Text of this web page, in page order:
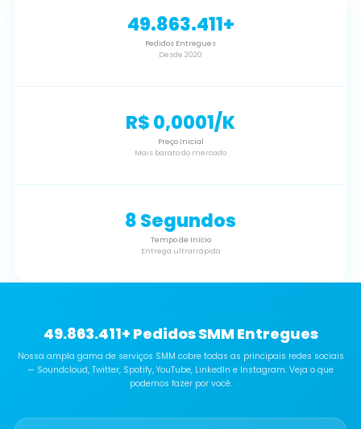
49.863.411+
Pedidos Entregues
Desde 2020
R$ 0,0001/K
Preço Inicial
Mais barato do mercado
8 Segundos
Tempo de Início
Entrega ultrarrápida
49.863.411+ Pedidos SMM Entregues
Nossa ampla gama de serviços SMM cobre todas as principais redes sociais
— Soundcloud, Twitter, Spotify, YouTube, LinkedIn e Instagram. Veja o que
podemos fazer por você.